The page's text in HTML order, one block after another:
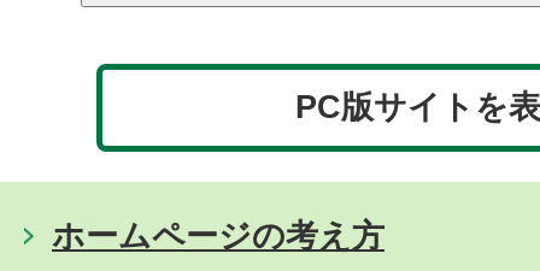
PC版サイトを
ホームページの考え方